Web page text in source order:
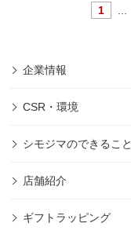
1
企業情報
CSR・環境
シモジマのできること
店舗紹介
ギフトラッピング